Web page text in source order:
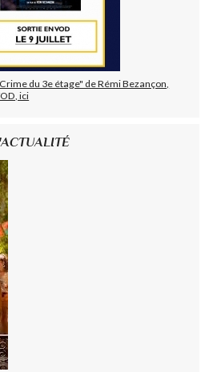
du 3e étage" de Rémi Bezançon,
ici